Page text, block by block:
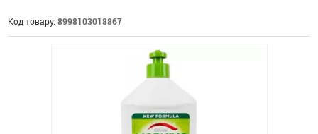
Код товару: 8998103018867